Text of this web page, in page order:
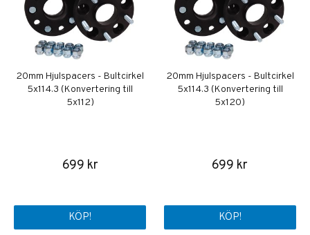
20mm Hjulspacers - Bultcirkel
5x114.3 (Konvertering till
5x112)
699 kr
KÖP!
20mm Hjulspacers - Bultcirkel
5x114.3 (Konvertering till
5x120)
699 kr
KÖP!